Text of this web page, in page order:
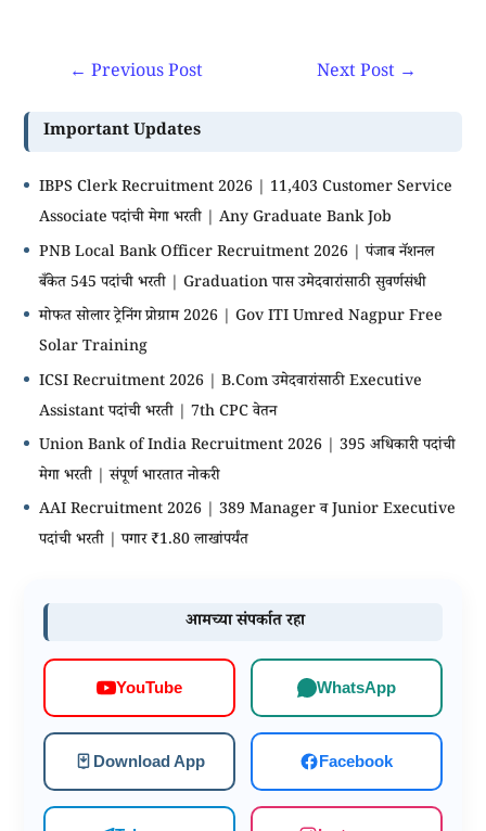
← Previous Post Next Post →
Important Updates
IBPS Clerk Recruitment 2026 | 11,403 Customer Service
Associate पदांची मेगा भरती | Any Graduate Bank Job
PNB Local Bank Officer Recruitment 2026 | पंजाब नॅशनल
बँकेत 545 पदांची भरती | Graduation पास उमेदवारांसाठी सुवर्णसंधी
मोफत सोलार ट्रेनिंग प्रोग्राम 2026 | Gov ITI Umred Nagpur Free
Solar Training
ICSI Recruitment 2026 | B.Com उमेदवारांसाठी Executive
Assistant पदांची भरती | 7th CPC वेतन
Union Bank of India Recruitment 2026 | 395 अधिकारी पदांची
मेगा भरती | संपूर्ण भारतात नोकरी
AAI Recruitment 2026 | 389 Manager व Junior Executive
पदांची भरती | पगार ₹1.80 लाखांपर्यंत
आमच्या संपर्कात रहा
YouTube WhatsApp
Download App Facebook